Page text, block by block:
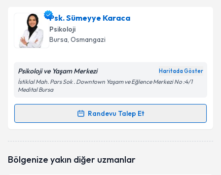
Psk. Sümeyye Karaca
Psikoloji
Bursa, Osmangazi
Psikoloji ve Yaşam Merkezi Haritada Göster
İstiklal Mah. Pars Sok . Downtown Yaşam ve Eğlence Merkezi No :4/1
Medital Bursa
Randevu Talep Et
Randevu Takvimi Talebi
oluşturun. Size bu uzmandan randevu almanız için bir
Bölgenize yakın diğer uzmanlar